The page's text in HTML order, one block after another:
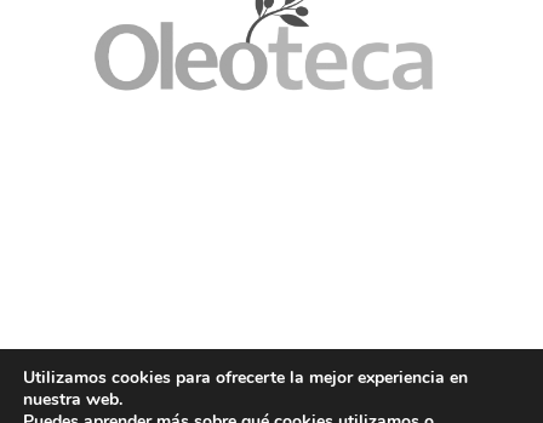
Utilizamos cookies para ofrecerte la mejor experiencia en
nuestra web.